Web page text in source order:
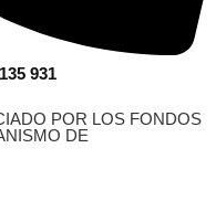
931
POR LOS FONDOS
DE